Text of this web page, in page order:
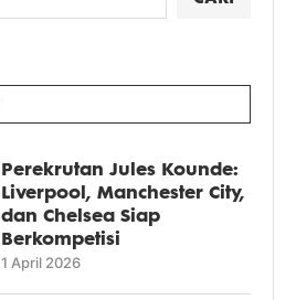
Perekrutan Jules Kounde:
Liverpool, Manchester City,
dan Chelsea Siap
Berkompetisi
1 April 2026